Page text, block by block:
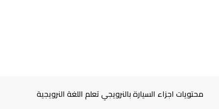
محتويات اجزاء السيارة بالنرويجي تعلم اللغة النرويجية